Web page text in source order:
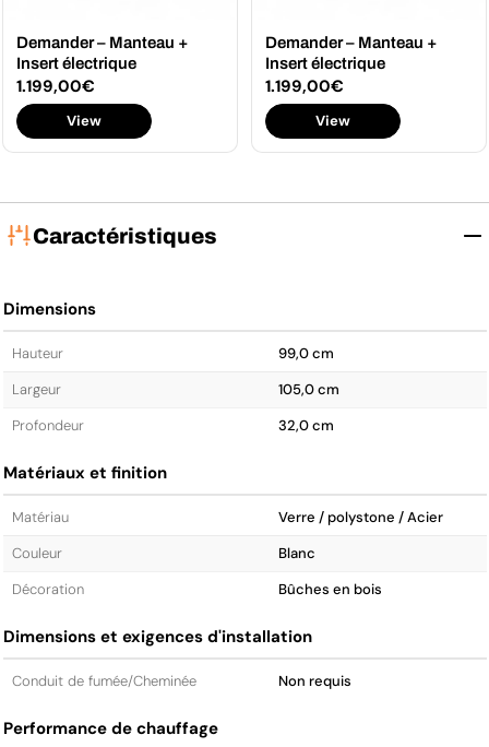
Demander – Manteau +
Insert électrique
Prix
régulier
1.199,00€
View
Demander – Manteau +
Insert électrique
Prix
régulier
1.199,00€
View
Caractéristiques
Dimensions
Hauteur
99,0 cm
Largeur
105,0 cm
Profondeur
32,0 cm
Matériaux et finition
Matériau
Verre / polystone / Acier
Couleur
Blanc
Décoration
Bûches en bois
Dimensions et exigences d'installation
Conduit de fumée/Cheminée Non requis
Performance de chauffage